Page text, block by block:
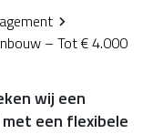
– Tot € 4.000
wij een
een flexibele